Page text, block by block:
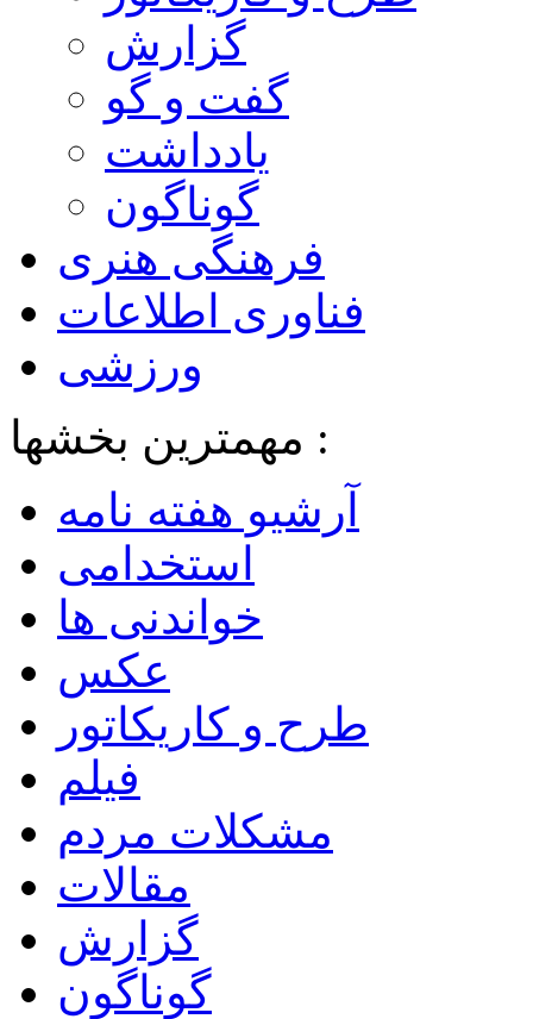
گزارش
گفت و گو
یادداشت
گوناگون
فرهنگی هنری
فناوری اطلاعات
ورزشی
مهمترین بخشها :
آرشیو هفته نامه
استخدامی
خواندنی ها
عکس
طرح و کاریکاتور
فیلم
مشکلات مردم
مقالات
گزارش
گوناگون